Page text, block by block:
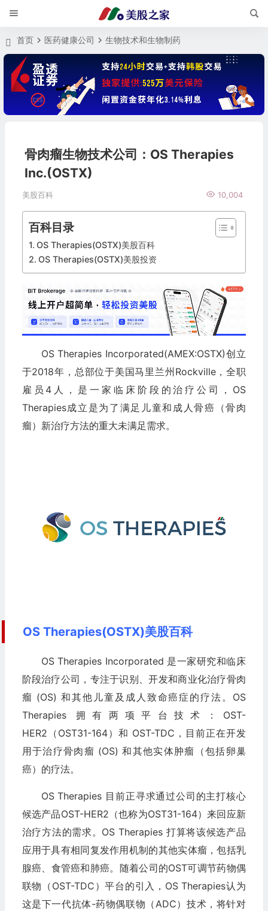
首页 医药健康公司 生物技术和生物制药
骨肉瘤生物技术公司：OS Therapies
Inc.(OSTX)
美股百科 10,004
百科目录
OS Therapies(OSTX)美股百科
OS Therapies(OSTX)美股投资
OS Therapies Incorporated(AMEX:OSTX)创立
于2018年，总部位于美国马里兰州Rockville，全职
雇员4人，是一家临床阶段的治疗公司，OS
Therapies成立是为了满足儿童和成人骨癌（骨肉
瘤）新治疗方法的重大未满足需求。
OS Therapies(OSTX)美股百科
OS Therapies Incorporated 是一家研究和临床
阶段治疗公司，专注于识别、开发和商业化治疗骨肉
瘤 (OS) 和其他儿童及成人致命癌症的疗法。OS
Therapies 拥有两项平台技术：OST-
HER2（OST31-164）和 OST-TDC，目前正在开发
用于治疗骨肉瘤 (OS) 和其他实体肿瘤（包括卵巢
癌）的疗法。
OS Therapies 目前正寻求通过公司的主打核心
候选产品OST-HER2（也称为OST31-164）来回应新
治疗方法的需求。OS Therapies 打算将该候选产品
应用于具有相同复发作用机制的其他实体瘤，包括乳
腺癌、食管癌和肺癌。随着公司的OST可调节药物偶
联物（OST-TDC）平台的引入，OS Therapies认为
这是下一代抗体-药物偶联物（ADC）技术，将针对